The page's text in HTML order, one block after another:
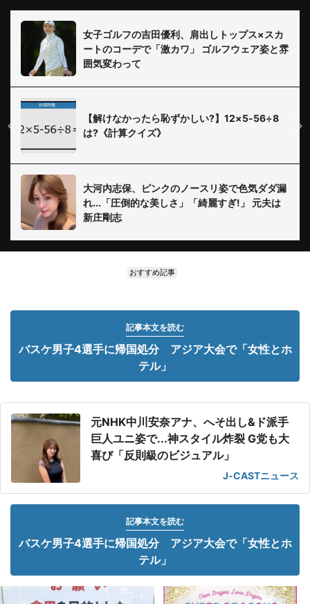
女子ゴルフの吉田優利、肩出しトップス×スカ
ートのコーデで「激カワ」 ゴルフウェア姿と雰
囲気変わって
【解けなかったら恥ずかしい?】12×5-56÷8
は?《計算クイズ》
大河内志保、ピンクのノースリ姿で色気ダダ漏
れ...「圧倒的な美しさ」「綺麗すぎ!」 元夫は
新庄剛志
おすすめ記事
記事本文を読む
バスケ男子4選手に帰国処分 アジア大会で「女性とホ
テル」
元NHK中川安奈アナ、へそ出し&ド派手
巨人ユニ姿で...神スタイル炸裂 G党も大
喜び「反則級のビジュアル」
J-CASTニュース
記事本文を読む
バスケ男子4選手に帰国処分 アジア大会で「女性とホ
テル」